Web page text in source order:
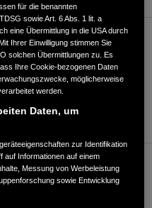
125ccm)
für die benannten
sowie Art. 6 Abs. 1 lit. a
eine Übermittlung in die USA durch
Ihrer Einwilligung stimmen Sie
solchen Übermittlungen zu. Es
Ihre Cookie-bezogenen Daten
möglicherweise
werden.
Daten, um
zur Identifikation
auf Informationen auf einem
Messung von Werbeleistung
sowie Entwicklung